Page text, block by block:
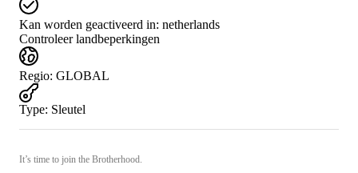
Kan worden geactiveerd in: netherlands
Controleer landbeperkingen
Regio: GLOBAL
Type: Sleutel
It’s time to join the Brotherhood.